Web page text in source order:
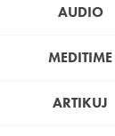
AUDIO
MEDITIME
ARTIKUJ